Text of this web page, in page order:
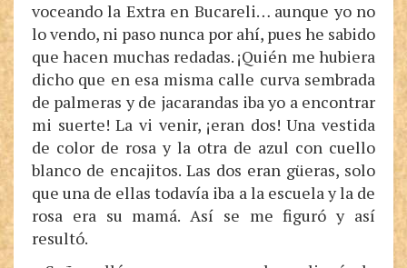
voceando la Extra en Bucareli… aunque yo no
lo vendo, ni paso nunca por ahí, pues he sabido
que hacen muchas redadas. ¡Quién me hubiera
dicho que en esa misma calle curva sembrada
de palmeras y de jacarandas iba yo a encontrar
mi suerte! La vi venir, ¡eran dos! Una vestida
de color de rosa y la otra de azul con cuello
blanco de encajitos. Las dos eran güeras, solo
que una de ellas todavía iba a la escuela y la de
rosa era su mamá. Así se me figuró y así
resultó.